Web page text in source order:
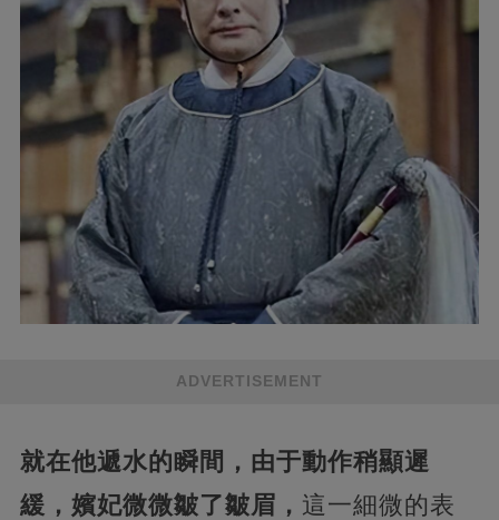
ADVERTISEMENT
就在他遞水的瞬間，由于動作稍顯遲
緩，嬪妃微微皺了皺眉， 這一細微的表